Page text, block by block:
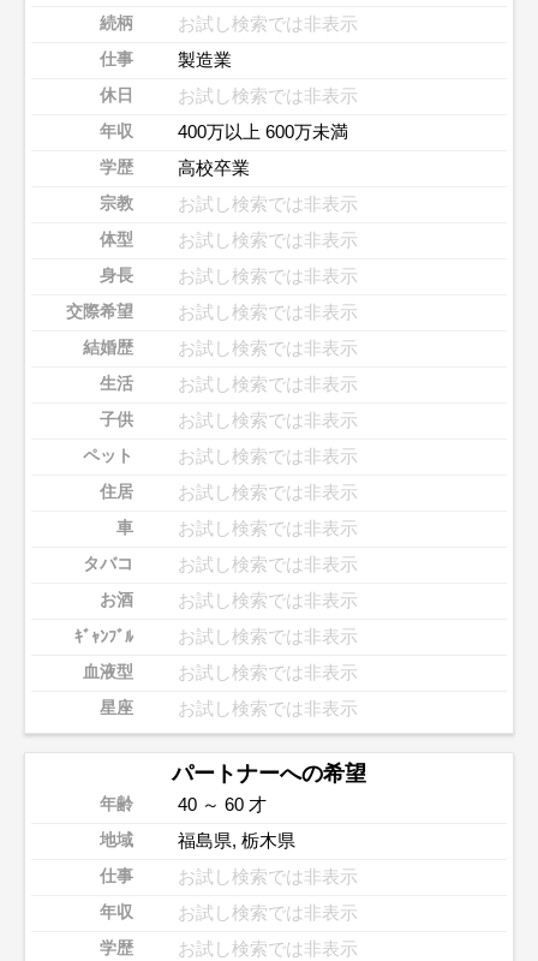
続柄 お試し検索では非表示
仕事 製造業
休日 お試し検索では非表示
年収 400万以上 600万未満
学歴 高校卒業
宗教 お試し検索では非表示
体型 お試し検索では非表示
身長 お試し検索では非表示
交際希望 お試し検索では非表示
結婚歴 お試し検索では非表示
生活 お試し検索では非表示
子供 お試し検索では非表示
ペット お試し検索では非表示
住居 お試し検索では非表示
車 お試し検索では非表示
タバコ お試し検索では非表示
お酒 お試し検索では非表示
ｷﾞｬﾝﾌﾞﾙ お試し検索では非表示
血液型 お試し検索では非表示
星座 お試し検索では非表示
パートナーへの希望
年齢 40 ～ 60 才
地域 福島県, 栃木県
仕事 お試し検索では非表示
年収 お試し検索では非表示
学歴 お試し検索では非表示